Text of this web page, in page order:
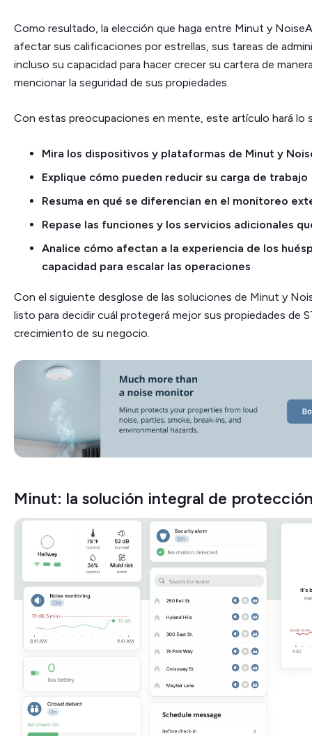
Como resultado, la elección que haga entre Minut y
afectar sus calificaciones por estrellas, sus tareas de
incluso su capacidad para hacer crecer su cartera de
mencionar la seguridad de sus propiedades.
Con estas preocupaciones en mente, este artículo hará lo
Mira los dispositivos y plataformas de Minut y
Explique cómo pueden reducir su carga de trabajo
Resuma en qué se diferencian en el monitoreo
Repase las funciones y los servicios adicionales
Analice cómo afectan a la experiencia de los
capacidad para escalar las operaciones
Con el siguiente desglose de las soluciones de Minut y
listo para decidir cuál protegerá mejor sus propiedades de
crecimiento de su negocio.
Minut: la solución integral de